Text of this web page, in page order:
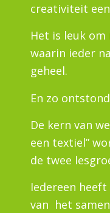
creativiteit
Het is leuk
waarin ieder
geheel.
En zo
De kern van
een textiel”
de twee
Iedereen
van het